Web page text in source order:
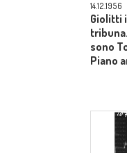
14.12.1956
Giolitti
sono
Piano